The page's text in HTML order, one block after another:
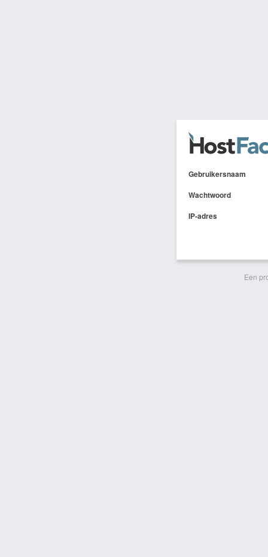
Gebruikersnaam
Wachtwoord
IP-adres
Een